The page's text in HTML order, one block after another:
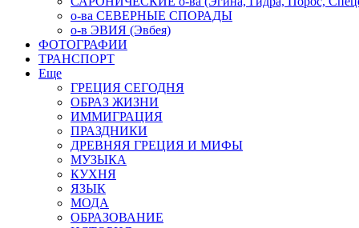
о-ва СЕВЕРНЫЕ СПОРАДЫ
о-в ЭВИЯ (Эвбея)
ФОТОГРАФИИ
ТРАНСПОРТ
Еще
ГРЕЦИЯ СЕГОДНЯ
ОБРАЗ ЖИЗНИ
ИММИГРАЦИЯ
ПРАЗДНИКИ
ДРЕВНЯЯ ГРЕЦИЯ И МИФЫ
МУЗЫКА
КУХНЯ
ЯЗЫК
МОДА
ОБРАЗОВАНИЕ